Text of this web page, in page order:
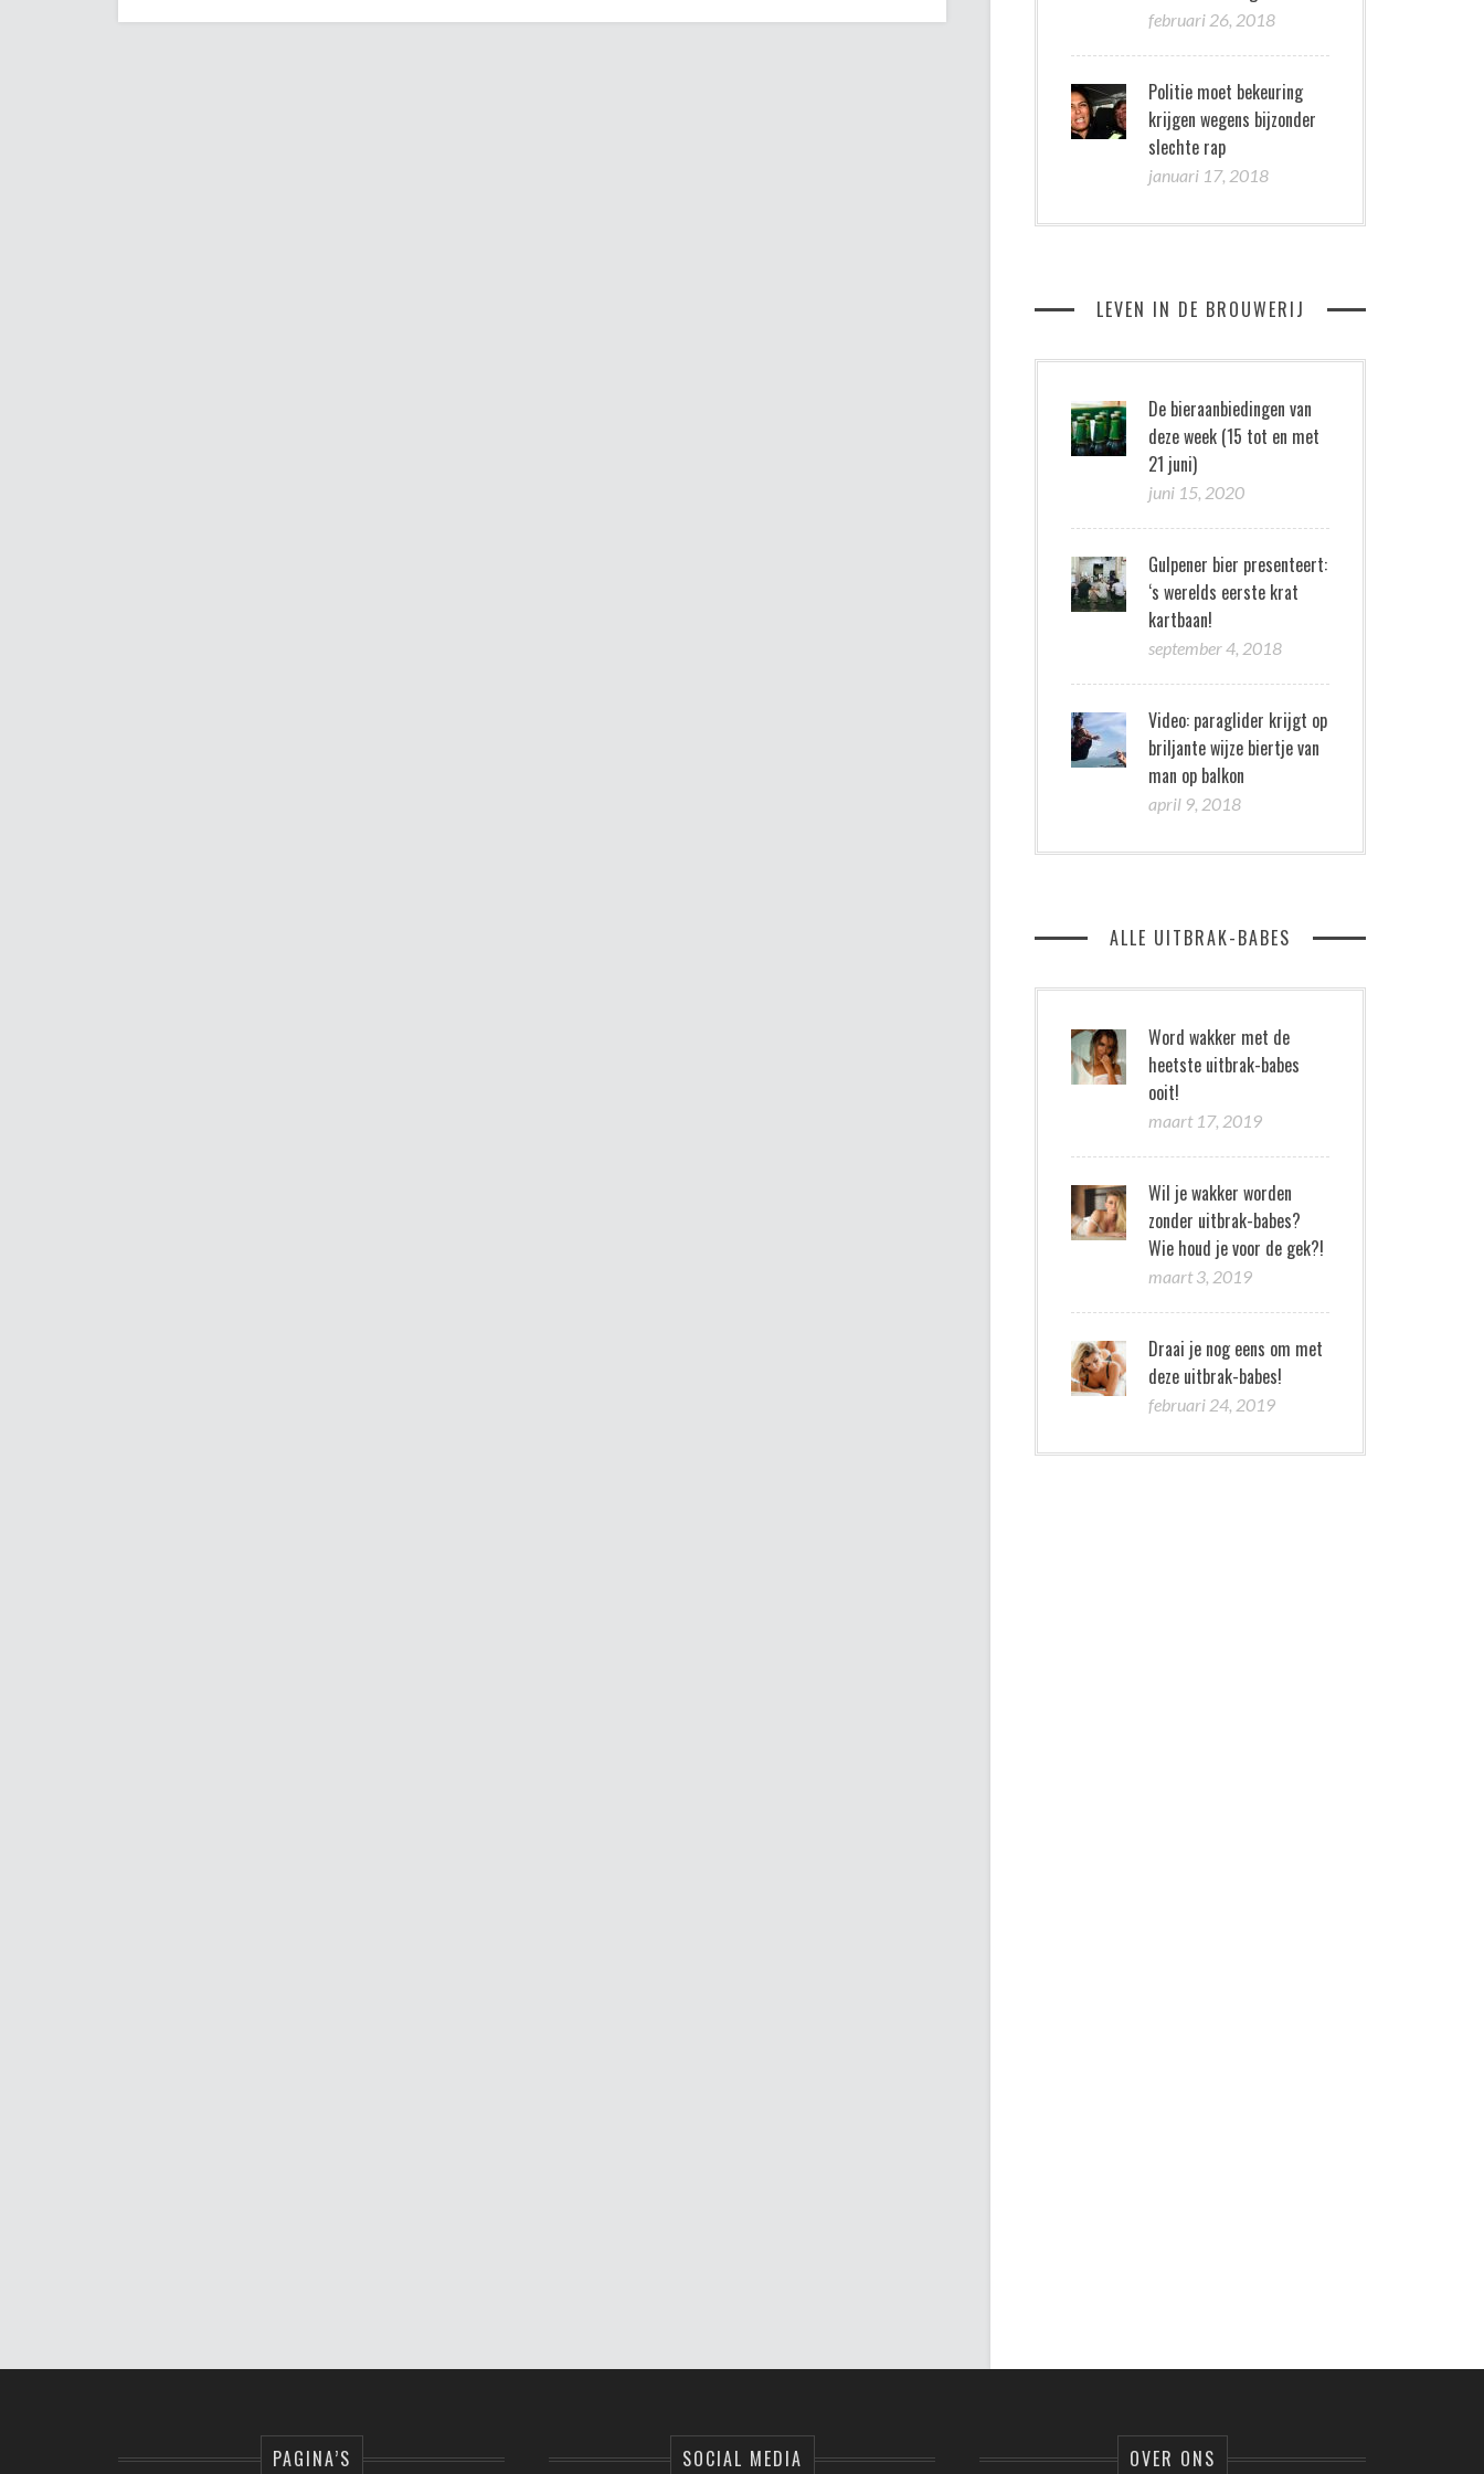
februari 26, 2018
Politie moet bekeuring
krijgen wegens bijzonder
slechte rap
januari 17, 2018
LEVEN IN DE BROUWERIJ
De bieraanbiedingen van
deze week (15 tot en met
21 juni)
juni 15, 2020
Gulpener bier presenteert:
‘s werelds eerste krat
kartbaan!
september 4, 2018
Video: paraglider krijgt op
briljante wijze biertje van
man op balkon
april 9, 2018
ALLE UITBRAK-BABES
Word wakker met de
heetste uitbrak-babes
ooit!
maart 17, 2019
Wil je wakker worden
zonder uitbrak-babes?
Wie houd je voor de gek?!
maart 3, 2019
Draai je nog eens om met
deze uitbrak-babes!
februari 24, 2019
PAGINA’S SOCIAL MEDIA OVER ONS